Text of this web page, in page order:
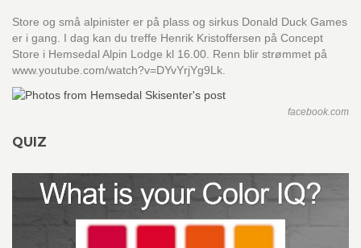
Store og små alpinister er på plass og sirkus Donald Duck Games
er i gang. I dag kan du treffe Henrik Kristoffersen på Concept
Store i Hemsedal Alpin Lodge kl 16.00. Renn blir strømmet på
www.youtube.com/watch?v=DYvYrjYg9Lk.
facebook.com
QUIZ